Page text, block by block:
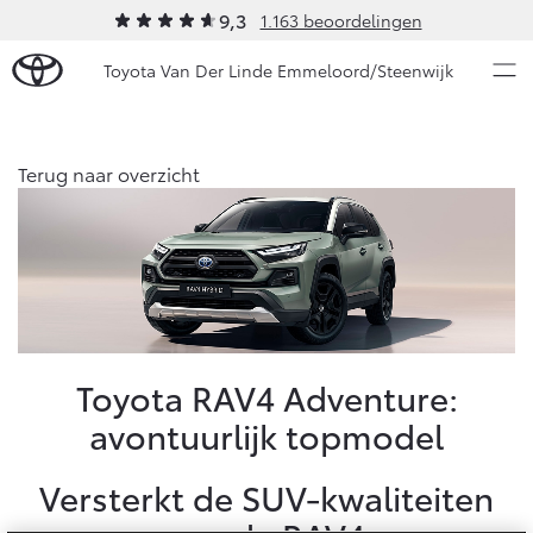
9,3 1.163 beoordelingen
Toyota Van Der Linde Emmeloord/Steenwijk
Onze medewerkers
Autohopper/Autoverhuur
Autohopper/Verhuisbus
Contact en Route
Vacatures
Klantbeoordelingen
Vanaf € 23.750,-
Yaris
HYBRIDE
Vanaf € 27.195,-
Onderhoud
Diensten
Terug naar overzicht
Toyota RAV4 Adventure:
avontuurlijk topmodel
Versterkt de SUV-kwaliteiten